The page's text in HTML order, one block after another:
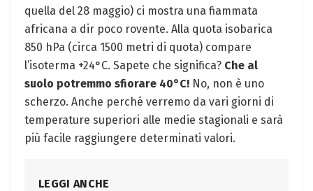
quella del 28 maggio) ci mostra una fiammata
africana a dir poco rovente. Alla quota isobarica
850 hPa (circa 1500 metri di quota) compare
l’isoterma +24°C. Sapete che significa? Che al
suolo potremmo sfiorare 40°C! No, non è uno
scherzo. Anche perché verremo da vari giorni di
temperature superiori alle medie stagionali e sarà
più facile raggiungere determinati valori.
LEGGI ANCHE